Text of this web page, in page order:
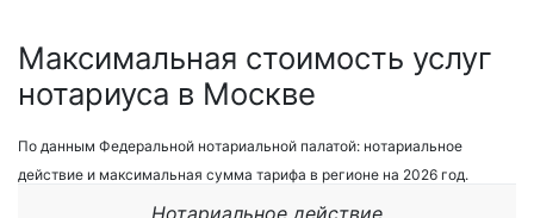
Максимальная стоимость услуг
нотариуса в Москве
По данным Федеральной нотариальной палатой: нотариальное
действие и максимальная сумма тарифа в регионе на 2026 год.